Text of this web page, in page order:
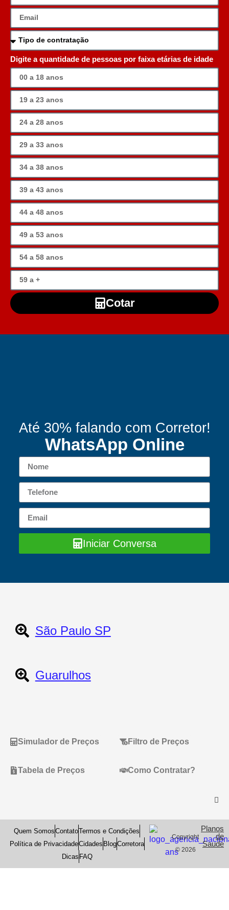
Digite a quantidade de pessoas por faixa etárias de idade
Cotar
Até 30% falando com Corretor!
WhatsApp Online
Iniciar Conversa
São Paulo SP
Guarulhos
Simulador de Preços Filtro de Preços
Tabela de Preços Como Contratar?
Quem SomosContatoTermos e Condições
Política de PrivacidadeCidades BlogCorretora
Dicas FAQ
Copyright
© 2026
Planos
de
Saude